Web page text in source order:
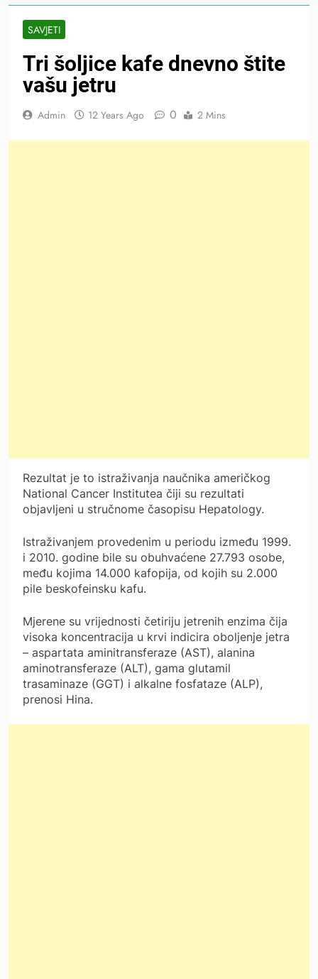
SAVJETI
Tri šoljice kafe dnevno štite
vašu jetru
Admin 12 Years Ago 0 2 Mins
Rezultat je to istraživanja naučnika američkog
National Cancer Institutea čiji su rezultati
objavljeni u stručnome časopisu Hepatology.
Istraživanjem provedenim u periodu između 1999.
i 2010. godine bile su obuhvaćene 27.793 osobe,
među kojima 14.000 kafopija, od kojih su 2.000
pile beskofeinsku kafu.
Mjerene su vrijednosti četiriju jetrenih enzima čija
visoka koncentracija u krvi indicira oboljenje jetra
– aspartata aminitransferaze (AST), alanina
aminotransferaze (ALT), gama glutamil
trasaminaze (GGT) i alkalne fosfataze (ALP),
prenosi Hina.